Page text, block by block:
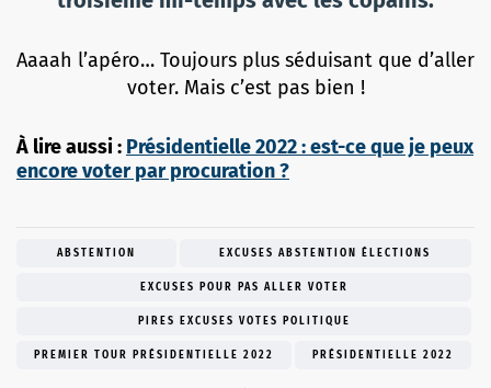
Aaaah l’apéro… Toujours plus séduisant que d’aller
voter. Mais c’est pas bien !
À lire aussi : Présidentielle 2022 : est-ce que je peux
encore voter par procuration ?
ABSTENTION EXCUSES ABSTENTION ÉLECTIONS
EXCUSES POUR PAS ALLER VOTER
PIRES EXCUSES VOTES POLITIQUE
PREMIER TOUR PRÉSIDENTIELLE 2022 PRÉSIDENTIELLE 2022